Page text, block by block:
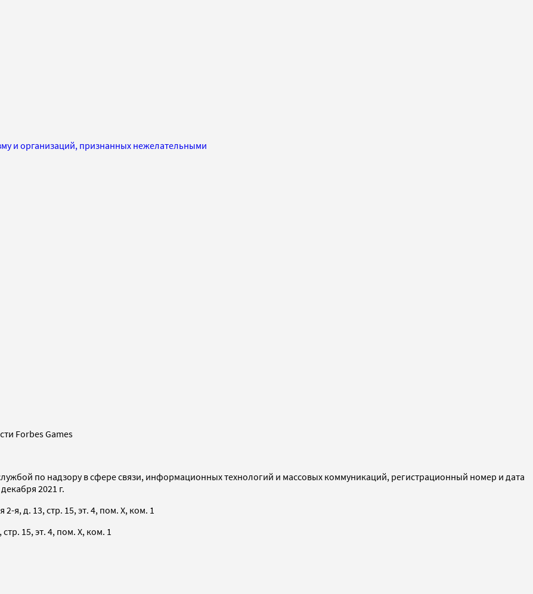
и организаций, признанных нежелательными
Forbes Games
по надзору в сфере связи, информационных технологий и массовых коммуникаций, регистрационный номер и дата
2021 г.
я, д. 13, стр. 15, эт. 4, пом. X, ком. 1
15, эт. 4, пом. X, ком. 1